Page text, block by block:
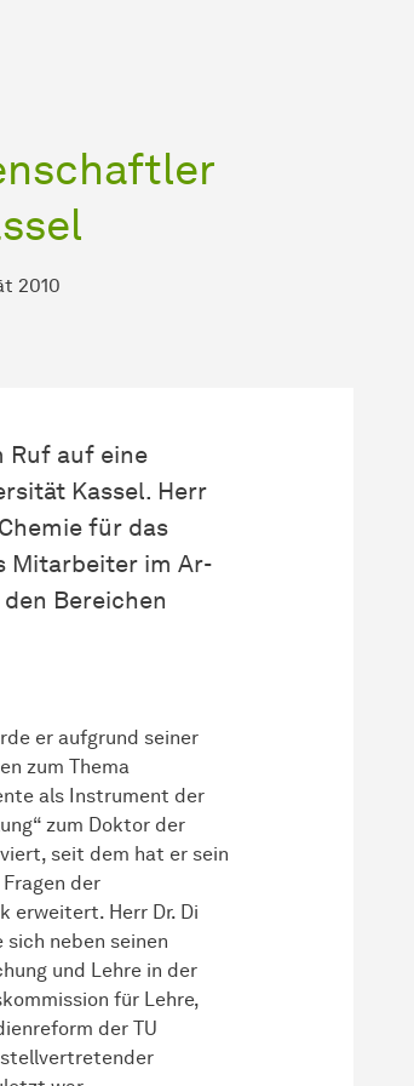
2010
Ruf auf eine
Kassel. Herr
für das
Mit­ar­bei­ter im Ar­
Bereichen
er aufgrund seiner
zum Thema
als Instrument der
zum Doktor der
seit dem hat er sein
der
erweitert. Herr Dr. Di
neben seinen
und Lehre in der
für Lehre,
der TU